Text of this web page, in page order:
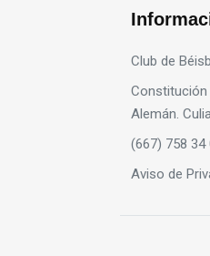
Club de
Constitución
Alemán.
(667) 758 34
Aviso de